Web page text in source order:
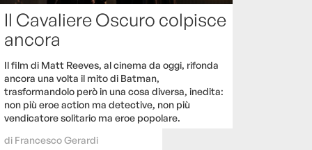
Il Cavaliere Oscuro colpisce
ancora
Il film di Matt Reeves, al cinema da oggi, rifonda
ancora una volta il mito di Batman,
trasformandolo però in una cosa diversa, inedita:
non più eroe action ma detective, non più
vendicatore solitario ma eroe popolare.
di Francesco Gerardi